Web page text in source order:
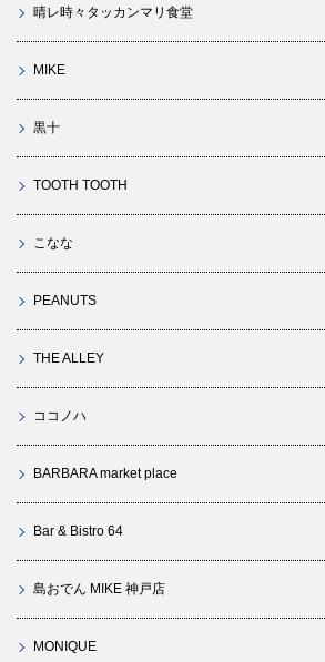
晴レ時々タッカンマリ食堂
MIKE
黒十
TOOTH TOOTH
こなな
PEANUTS
THE ALLEY
ココノハ
BARBARA market place
Bar & Bistro 64
島おでん MIKE 神戸店
MONIQUE